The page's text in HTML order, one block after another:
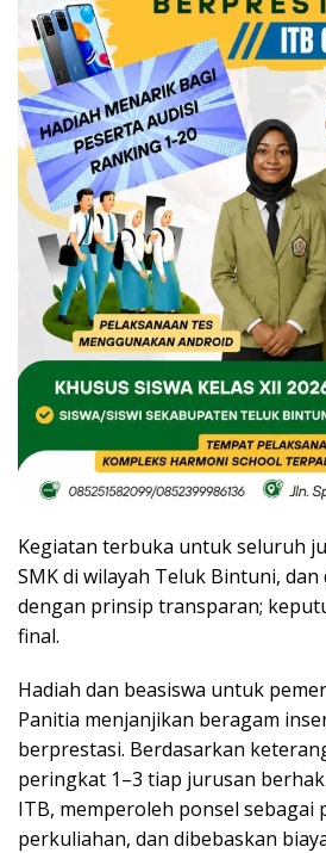
Kegiatan terbuka untuk seluruh
SMK di wilayah Teluk Bintuni,
dengan prinsip transparan;
final.
Hadiah dan beasiswa untuk
Panitia menjanjikan beragam
berprestasi. Berdasarkan
peringkat 1–3 tiap jurusan
ITB, memperoleh ponsel sebagai
perkuliahan, dan dibebaskan